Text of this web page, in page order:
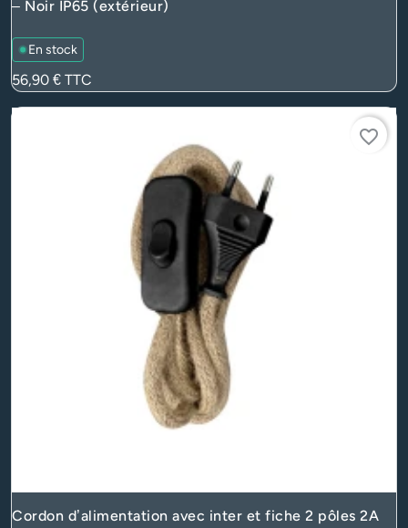
– Noir IP65 (extérieur)
En stock
Prix
56,90 € TTC
favorite_border
Cordon d’alimentation avec inter et fiche 2 pôles 2A